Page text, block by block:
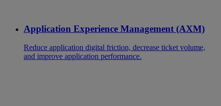
Application Experience Management (AXM)
Reduce application digital friction, decrease ticket volume,
and improve application performance.